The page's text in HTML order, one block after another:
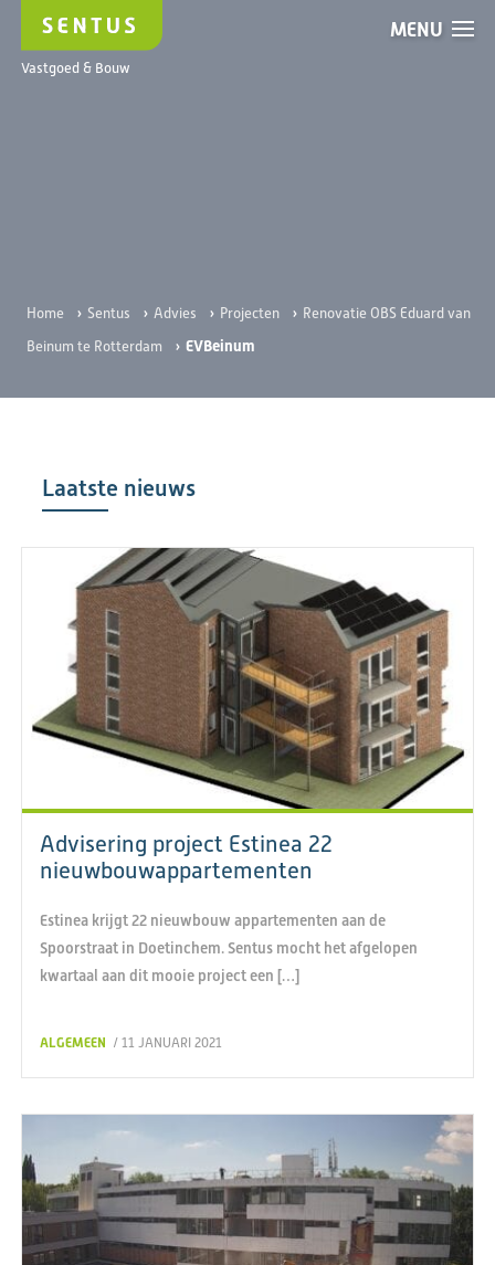
Vastgoed & Bouw
MENU
EVBeinum
Home › Sentus ›Advies › Projecten › Renovatie OBS Eduard van
Beinum te Rotterdam
›EVBeinum
Laatste nieuws
Advisering project Estinea 22
nieuwbouwappartementen
Estinea krijgt 22 nieuwbouw appartementen aan de
Spoorstraat in Doetinchem. Sentus mocht het afgelopen
kwartaal aan dit mooie project een […]
ALGEMEEN / 11 JANUARI 2021